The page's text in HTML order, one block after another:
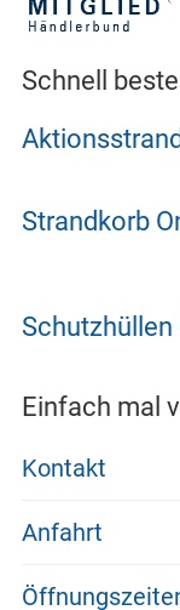
Schnell
Strandkorb
Schutzhüllen
Einfach mal
Kontakt
Anfahrt